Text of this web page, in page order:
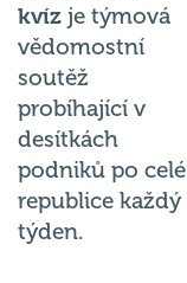
kvíz je týmová
vědomostní
soutěž
probíhající v
desítkách
podniků po celé
republice každý
týden.